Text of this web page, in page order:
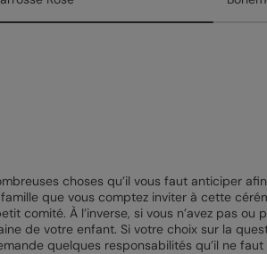
choses qu’il vous faut anticiper
que vous comptez inviter à cette
comité. À l’inverse, si vous n’avez pas
de votre enfant. Si votre choix sur la
quelques responsabilités qu’il ne